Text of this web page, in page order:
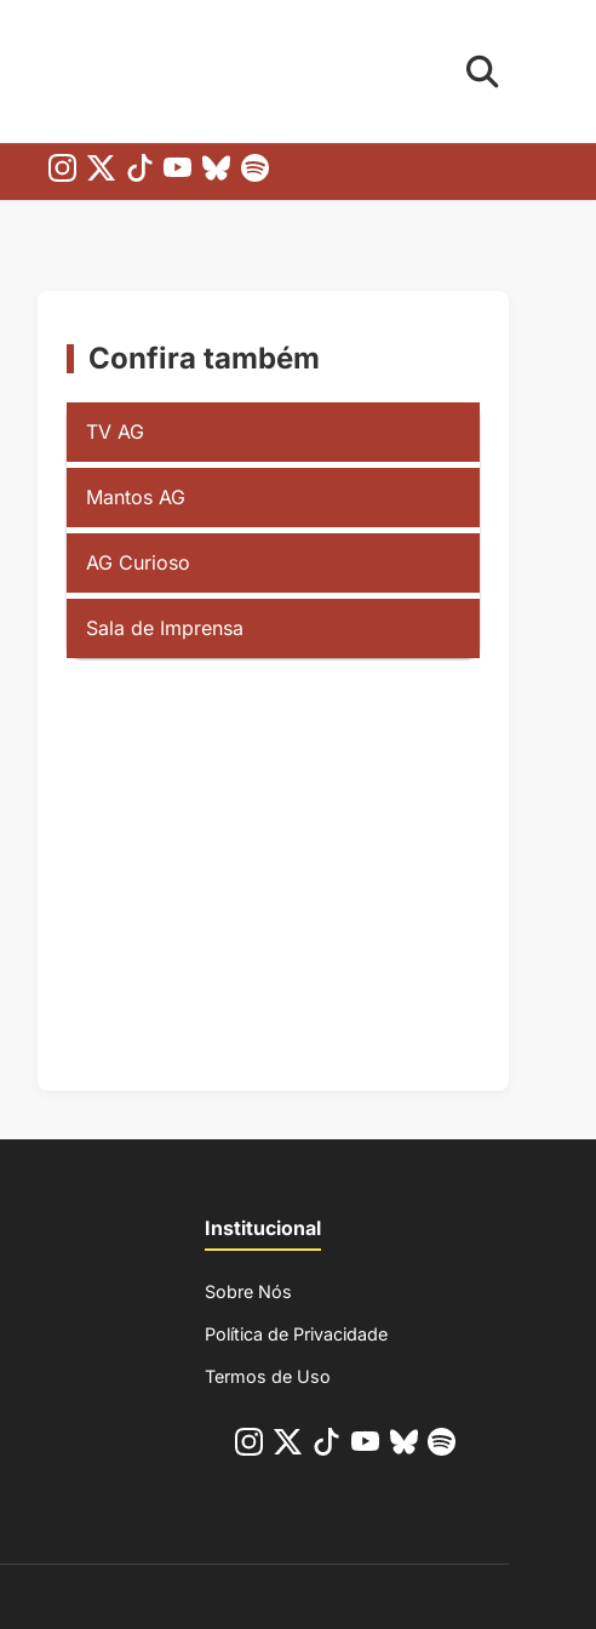
Confira também
TV AG
Mantos AG
AG Curioso
Sala de Imprensa
Institucional
Sobre Nós
Política de Privacidade
Termos de Uso